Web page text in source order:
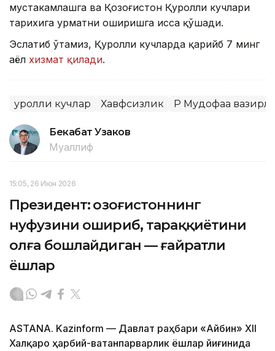
мустаҳкамлашга ва Қозоғистон Қуролли кучлари
тарихига ҳурматни оширишга ҳисса қўшади.
Эслатиб ўтамиз, Қуролли кучларда қарийб 7 минг
аёл хизмат қилади.
Қуролли кучлар Хавфсизлик ҚР Мудофаа
Бекабат Узаков
Муаллиф
15:05, 26 Июн 2026
Президент: Қозоғистоннинг
нуфузини ошириб, тараққиётини
олға бошлайдиган — ғайратли
ёшлар
ASTANA. Kazinform — Давлат раҳбари «Айбин» XII
Халқаро ҳарбий-ватанпарварлик ёшлар йиғинида